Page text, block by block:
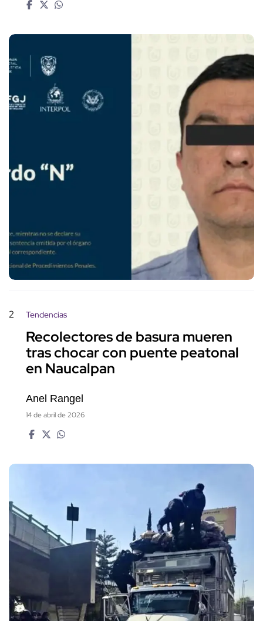
2 Tendencias
Recolectores de basura mueren
tras chocar con puente peatonal
en Naucalpan
Anel Rangel
14 de abril de 2026